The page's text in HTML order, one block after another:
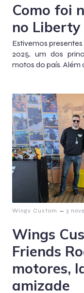
Como foi
no Liberty
Estivemos
2025, um dos
motos do país. Além
Wings Custom – 3
Wings
Friends
motores,
amizade